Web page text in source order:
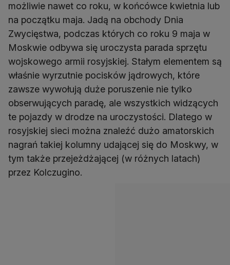
możliwie nawet co roku, w końcówce kwietnia lub
na początku maja. Jadą na obchody Dnia
Zwycięstwa, podczas których co roku 9 maja w
Moskwie odbywa się uroczysta parada sprzętu
wojskowego armii rosyjskiej. Stałym elementem są
właśnie wyrzutnie pocisków jądrowych, które
zawsze wywołują duże poruszenie nie tylko
obserwujących paradę, ale wszystkich widzących
te pojazdy w drodze na uroczystości. Dlatego w
rosyjskiej sieci można znaleźć dużo amatorskich
nagrań takiej kolumny udającej się do Moskwy, w
tym także przejeżdżającej (w różnych latach)
przez Kolczugino.